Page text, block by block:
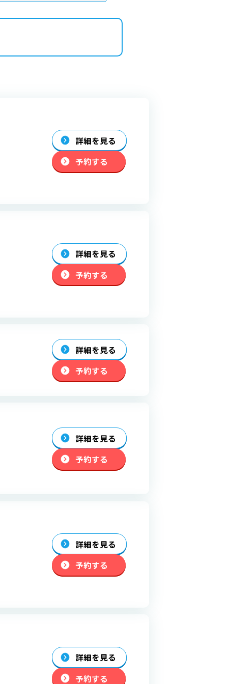
詳細を見る
予約する
詳細を見る
予約する
詳細を見る
予約する
詳細を見る
予約する
詳細を見る
予約する
詳細を見る
予約する